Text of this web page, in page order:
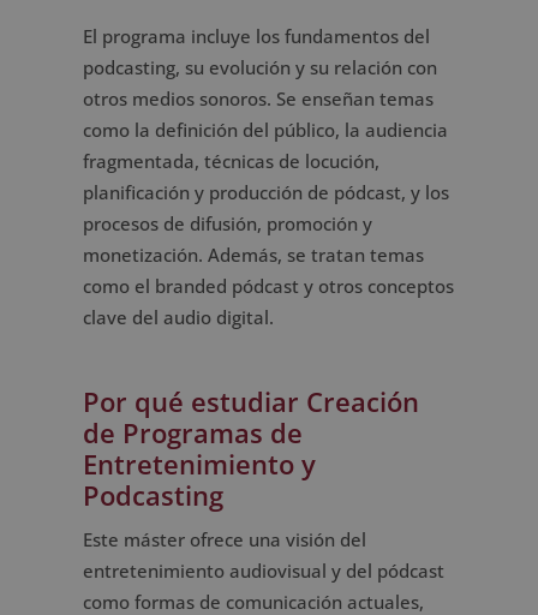
El programa incluye los fundamentos del
podcasting, su evolución y su relación con
otros medios sonoros. Se enseñan temas
como la definición del público, la audiencia
fragmentada, técnicas de locución,
planificación y producción de pódcast, y los
procesos de difusión, promoción y
monetización. Además, se tratan temas
como el branded pódcast y otros conceptos
clave del audio digital.
Por qué estudiar Creación
de Programas de
Entretenimiento y
Podcasting
Este máster ofrece una visión del
entretenimiento audiovisual y del pódcast
como formas de comunicación actuales,